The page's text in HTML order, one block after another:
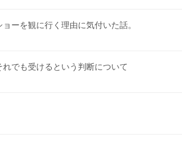
ーを観に行く理由に気付いた話。
でも受けるという判断について